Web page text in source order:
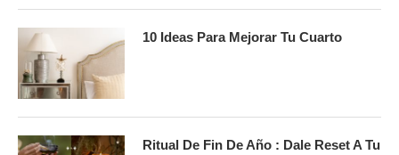
10 Ideas Para Mejorar Tu Cuarto
Ritual De Fin De Año : Dale Reset A Tu